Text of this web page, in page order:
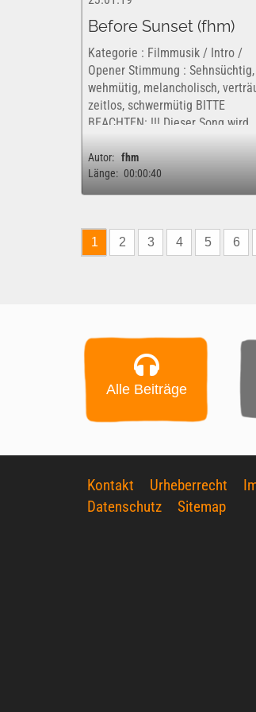
Before Sunset (fhm)
Kategorie : Filmmusik / Intro /
Opener Stimmung : Sehnsüchtig,
wehmütig, melancholisch,
zeitlos, schwermütig BITTE
BEACHTEN: !!! Dieser Song wird
ist insofern nur kostenfrei und
rechtlich für eine...
Autor: fhm
Länge: 00:00:40
1 2 3 4 5 6
Alle Beiträge
Kontakt Urheberrecht
Datenschutz
Sitemap